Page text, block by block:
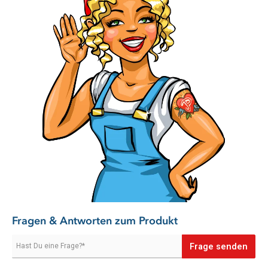
Das Haarband ist nicht nur ein Beauty-Helfer, sondern auch ein
praktisches Accessoire für Sport und Entspannung. Beim
Yoga, Pilates, Joggen, im Fitnessstudio oder im Spa sitzt es
bequem, nimmt Schweiß auf und sorgt dafür, dass deine
Haare dort bleiben, wo sie hingehören: weg aus dem Gesicht.
Elastisch, bequem und vielseitig einsetzbar
Dank der dehnbaren und elastischen Qualität passt sich das
Haarband angenehm jeder Kopfform an. Es sitzt komfortabel,
ohne zu drücken, und lässt sich vielseitig im Alltag verwenden
– morgens im Bad, abends bei der Pflege, nach dem Duschen,
beim Sport oder für deinen kleinen Wellness-Moment
Lieferumfang
Größe je Haarband: ca. 18,5 cm x 6 cm
Fragen & Antworten zum Produkt
Frage senden